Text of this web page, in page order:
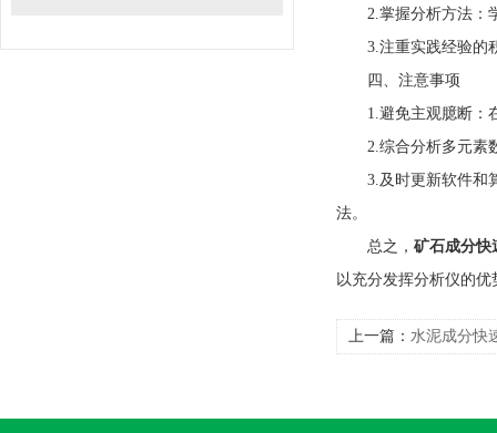
2.掌握分析方法：学
3.注重实践经验的积
四、注意事项
1.避免主观臆断：在
2.综合分析多元素数
3.及时更新软件和算
法。
总之， 矿石成分快
以充分发挥分析仪的
上一篇： 水泥成分快